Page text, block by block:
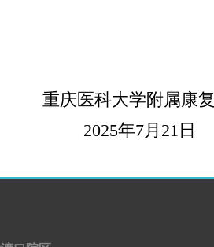
重庆医科大学附属康复
年7月 21日